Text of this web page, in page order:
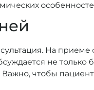
На
не только
чтобы